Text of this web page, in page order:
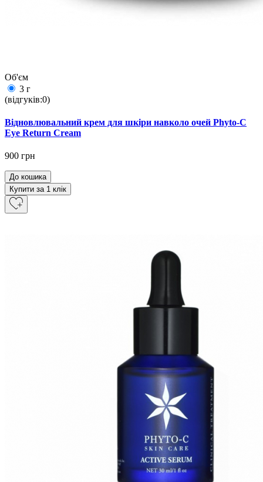
Об'єм
3 г
(відгуків:0)
Відновлювальний крем для шкіри навколо очей Phyto-C
Eye Return Cream
900 грн
До кошика
Купити за 1 клiк